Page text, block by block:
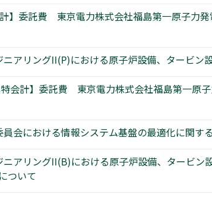
】委託費 東京電力株式会社福島第一原子力
アリングII(P)における原子炉設備、タービ
会計】委託費 東京電力株式会社福島第一原
会における情報システム基盤の最適化に関
アリングII(B)における原子炉設備、タービ
ついて